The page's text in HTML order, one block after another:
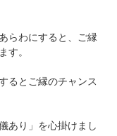
らわにすると、ご縁
す。
るとご縁のチャンス
あり」を心掛けまし